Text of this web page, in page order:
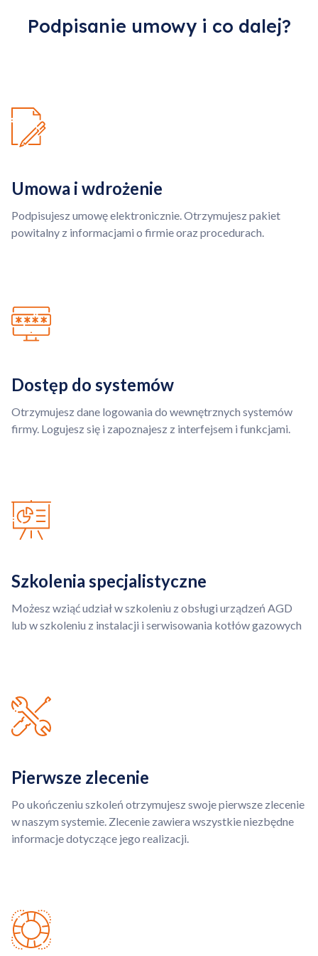
Podpisanie umowy i co dalej?
Umowa i wdrożenie
Podpisujesz umowę elektronicznie. Otrzymujesz pakiet
powitalny z informacjami o firmie oraz procedurach.
Dostęp do systemów
Otrzymujesz dane logowania do wewnętrznych systemów
firmy. Logujesz się i zapoznajesz z interfejsem i funkcjami.
Szkolenia specjalistyczne
Możesz wziąć udział w szkoleniu z obsługi urządzeń AGD
lub w szkoleniu z instalacji i serwisowania kotłów gazowych
Pierwsze zlecenie
Po ukończeniu szkoleń otrzymujesz swoje pierwsze zlecenie
w naszym systemie. Zlecenie zawiera wszystkie niezbędne
informacje dotyczące jego realizacji.
Kontynuuj zakupy